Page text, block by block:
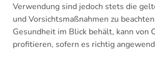
Verwendung sind jedoch stets die
und Vorsichtsmaßnahmen zu
Gesundheit im Blick behält, kann von
profitieren, sofern es richtig